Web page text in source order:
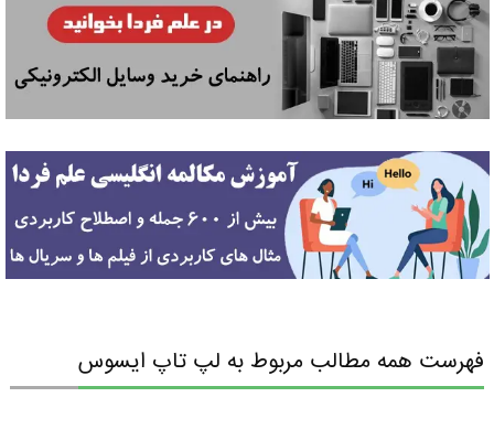
فهرست همه مطالب مربوط به لپ تاپ ایسوس